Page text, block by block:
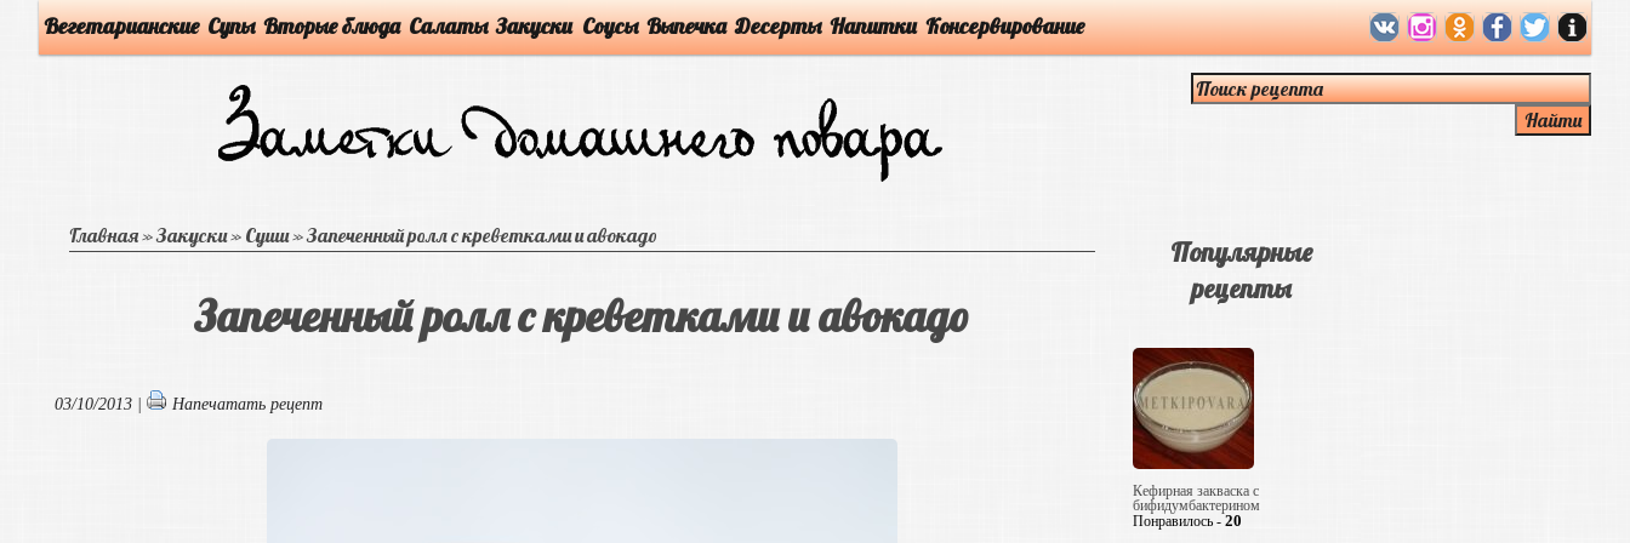
Вегетарианские Супы Вторые блюда Салаты Закуски Соусы Выпечка Десерты Напитки Консервирование
Главная»Закуски» Суши»Запеченный ролл с креветками и авокадо
Запеченный ролл с креветками и авокадо
03/10/2013 | Напечатать рецепт
Популярные
рецепты
Кефирная закваска с
бифидумбактерином
Понравилось - 20